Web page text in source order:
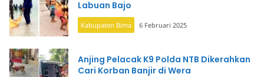
Labuan Bajo
Kabupaten Bima 6 Februari 2025
Anjing Pelacak K9 Polda NTB Dikerahkan
Cari Korban Banjir di Wera